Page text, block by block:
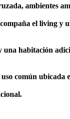
ambientes
el living y
habitación
común ubicada